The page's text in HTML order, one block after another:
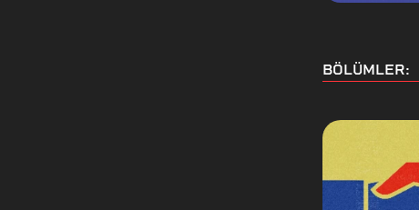
BÖLÜMLER: